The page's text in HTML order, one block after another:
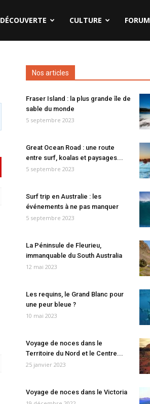
DÉCOUVERTE CULTURE FORUM
Nos articles
Fraser Island : la plus grande île de
sable du monde
5 septembre 2023
Great Ocean Road : une route
entre surf, koalas et paysages...
5 septembre 2023
Surf trip en Australie : les
événements à ne pas manquer
5 septembre 2023
La Péninsule de Fleurieu,
immanquable du South Australia
12 mai 2023
Les requins, le Grand Blanc pour
une peur bleue ?
10 mai 2023
Voyage de noces dans le
Territoire du Nord et le Centre...
25 janvier 2023
Voyage de noces dans le Victoria